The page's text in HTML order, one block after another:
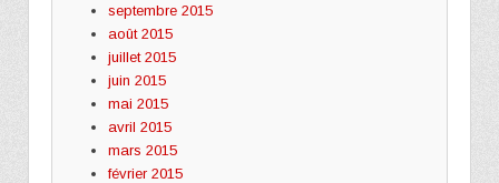
septembre 2015
août 2015
juillet 2015
juin 2015
mai 2015
avril 2015
mars 2015
février 2015